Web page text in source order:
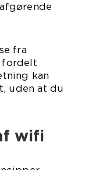
fra
fordelt
kan
uden at du
wifi